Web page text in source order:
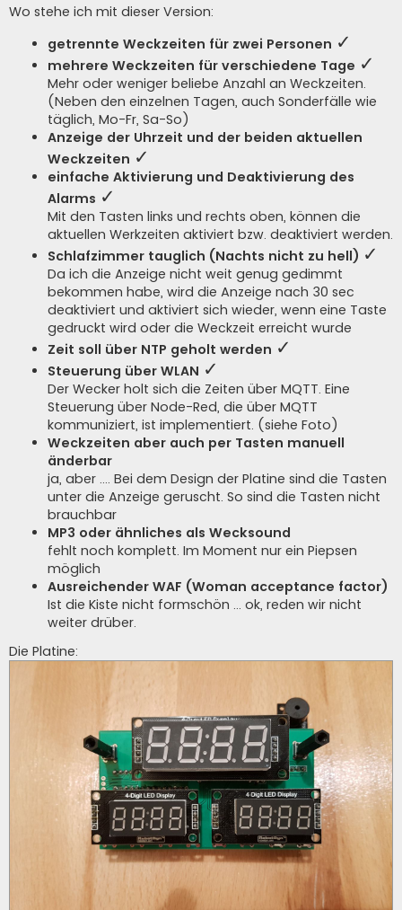
i
t
Wo stehe ich mit dieser Version:
getrennte Weckzeiten für zwei Personen ✓
mehrere Weckzeiten für verschiedene Tage ✓
Mehr oder weniger beliebe Anzahl an Weckzeiten.
(Neben den einzelnen Tagen, auch Sonderfälle wie
täglich, Mo-Fr, Sa-So)
Anzeige der Uhrzeit und der beiden aktuellen
Weckzeiten ✓
einfache Aktivierung und Deaktivierung des
Alarms ✓
Mit den Tasten links und rechts oben, können die
aktuellen Werkzeiten aktiviert bzw. deaktiviert werden.
Schlafzimmer tauglich (Nachts nicht zu hell) ✓
Da ich die Anzeige nicht weit genug gedimmt
bekommen habe, wird die Anzeige nach 30 sec
deaktiviert und aktiviert sich wieder, wenn eine Taste
gedruckt wird oder die Weckzeit erreicht wurde
Zeit soll über NTP geholt werden ✓
Steuerung über WLAN ✓
Der Wecker holt sich die Zeiten über MQTT. Eine
Steuerung über Node-Red, die über MQTT
kommuniziert, ist implementiert. (siehe Foto)
Weckzeiten aber auch per Tasten manuell
änderbar
ja, aber .... Bei dem Design der Platine sind die Tasten
unter die Anzeige geruscht. So sind die Tasten nicht
brauchbar
MP3 oder ähnliches als Wecksound
fehlt noch komplett. Im Moment nur ein Piepsen
möglich
Ausreichender WAF (Woman acceptance factor)
Ist die Kiste nicht formschön ... ok, reden wir nicht
weiter drüber.
Die Platine: